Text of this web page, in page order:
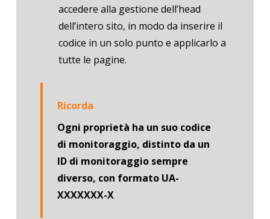
accedere alla gestione dell’head
dell’intero sito, in modo da inserire il
codice in un solo punto e applicarlo a
tutte le pagine.
Ricorda
Ogni proprietà ha un suo codice
di monitoraggio, distinto da un
ID di monitoraggio sempre
diverso, con formato UA-
XXXXXXX-X